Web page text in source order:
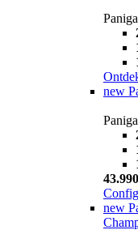
new
new